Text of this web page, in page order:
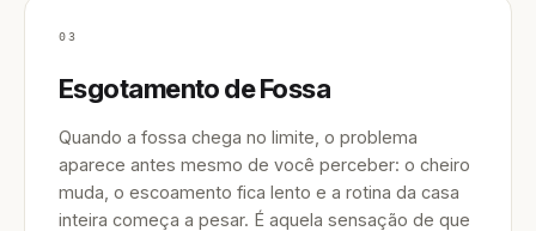
03
Esgotamento de Fossa
Quando a fossa chega no limite, o problema
aparece antes mesmo de você perceber: o cheiro
muda, o escoamento fica lento e a rotina da casa
inteira começa a pesar. É aquela sensação de que